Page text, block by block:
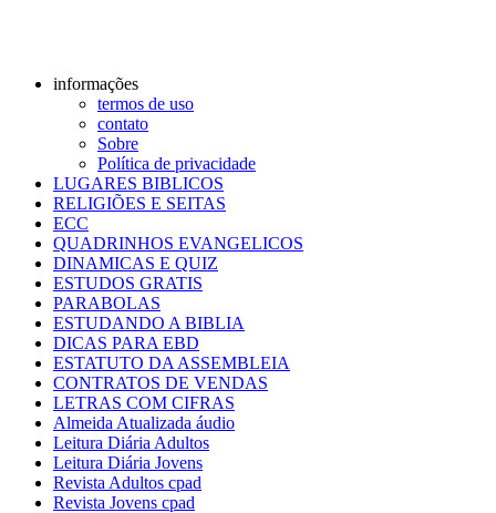
informações
termos de uso
contato
Sobre
Política de privacidade
LUGARES BIBLICOS
RELIGIÕES E SEITAS
ECC
QUADRINHOS EVANGELICOS
DINAMICAS E QUIZ
ESTUDOS GRATIS
PARABOLAS
ESTUDANDO A BIBLIA
DICAS PARA EBD
ESTATUTO DA ASSEMBLEIA
CONTRATOS DE VENDAS
LETRAS COM CIFRAS
Almeida Atualizada áudio
Leitura Diária Adultos
Leitura Diária Jovens
Revista Adultos cpad
Revista Jovens cpad